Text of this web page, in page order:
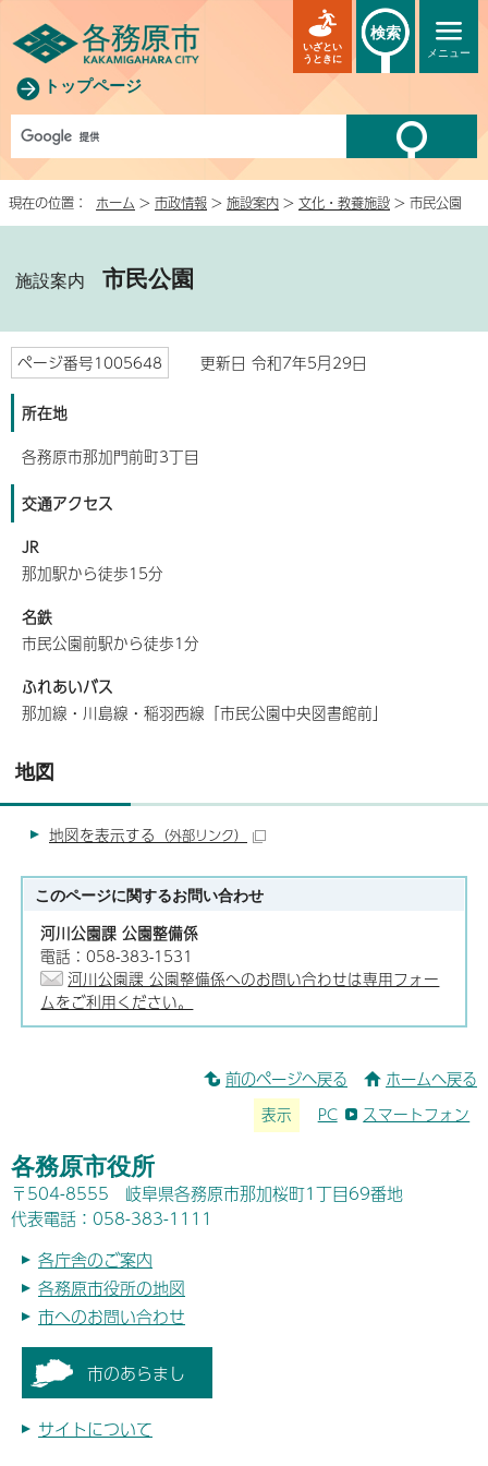
トップページ
メニュー
いざとい
うときに
検索
現在の位置： ホーム > 市政情報 > 施設案内 > 文化・教養施設 > 市民公園
施設案内 市民公園
ページ番号1005648 更新日 令和7年5月29日
所在地
各務原市那加門前町3丁目
交通アクセス
JR
那加駅から徒歩15分
名鉄
市民公園前駅から徒歩1分
ふれあいバス
那加線・川島線・稲羽西線「市民公園中央図書館前」
地図
地図を表示する （外部リンク）
このページに関するお問い合わせ
河川公園課 公園整備係
電話：058-383-1531
河川公園課 公園整備係へのお問い合わせは専用フォー
ムをご利用ください。
前のページへ戻る ホームへ戻る
表示 PC スマートフォン
各務原市役所
〒504-8555 岐阜県各務原市那加桜町1丁目69番地
代表電話：058-383-1111
各庁舎のご案内
各務原市役所の地図
市へのお問い合わせ
市のあらまし
サイトについて